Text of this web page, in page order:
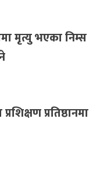
मृत्यु भएका निम्स
प्रतिष्ठानमा